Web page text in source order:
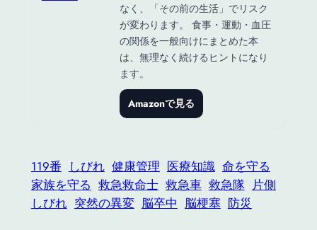
なく、「その前の生活」でリスク
が変わります。 食事・運動・血圧
の関係を一般向けにまとめた本
は、無理なく続けるヒントになり
ます。
Amazonで見る
119番 しびれ 健康管理 医療知識 命を守る
家族を守る 救急救命士 救急車 救急隊 片側
しびれ 突然の異変 脳卒中 脳梗塞 防災